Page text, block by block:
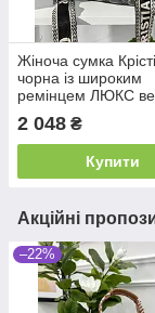
Жіноча сумка
чорна із широким
ремінцем ЛЮКС
2 048 ₴
Купити
Акційні
–22%